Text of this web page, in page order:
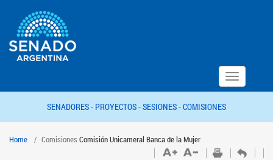
Toggle
navigation
SENADORES - PROYECTOS -SESIONES -COMISIONES
Home Comisiones Comisión Unicameral Banca de la Mujer